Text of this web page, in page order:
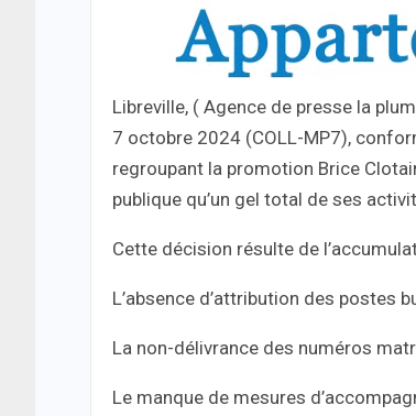
Libreville, ( Agence de presse la
7 octobre 2024 (COLL-MP7),
regroupant la promotion Brice
publique qu’un gel total de ses
Cette décision résulte de
L’absence d’attribution des postes
La non-délivrance des numéros
Le manque de mesures